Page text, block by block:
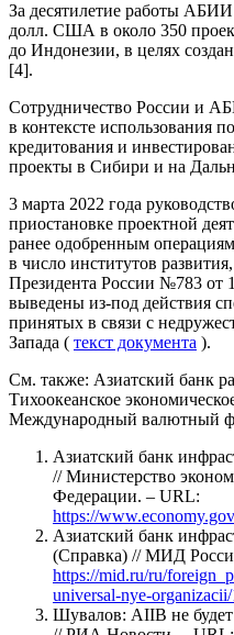
За десятилетие работы
долл. США в около 350
до Индонезии, в целях
[4].
Сотрудничество России и
в контексте использования
кредитования и
проекты в Сибири и на
3 марта 2022 года
приостановке проектной
ранее одобренным
в число институтов
Президента России №783 от
выведены из-под действия
принятых в связи с
Запада ( текст документа ).
См. также: Азиатский банк
Тихоокеанское
Международный валютный
Азиатский банк
// Министерство
Федерации. – URL:
https://
Азиатский банк
(Справка) // МИД
https://mid.ru/ru/
universal-nye-
Шувалов: AIIB не